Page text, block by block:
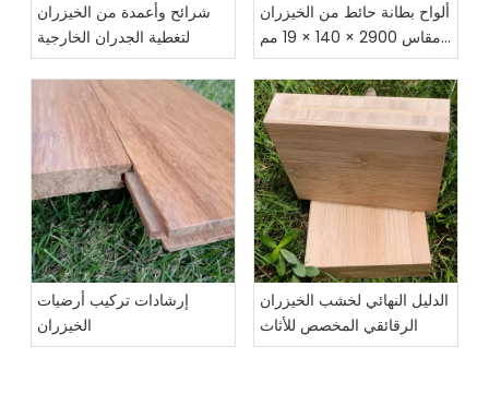
شرائح وأعمدة من الخيزران
لتغطية الجدران الخارجية
ألواح بطانة حائط من الخيزران
مقاس 2900 × 140 × 19 مم
مع T&G
إرشادات تركيب أرضيات
الخيزران
الدليل النهائي لخشب الخيزران
الرقائقي المخصص للأثاث